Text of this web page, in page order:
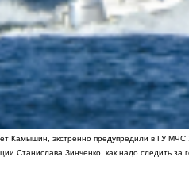
Камышин, экстренно предупредили в ГУ МЧС
Станислава Зинченко, как надо следить за